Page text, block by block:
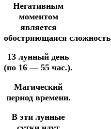
Негативным
моментом
является
обостряющаяся сложность
13 лунный день
(по 16 — 55 час.).
Магический
период времени.
В эти лунные